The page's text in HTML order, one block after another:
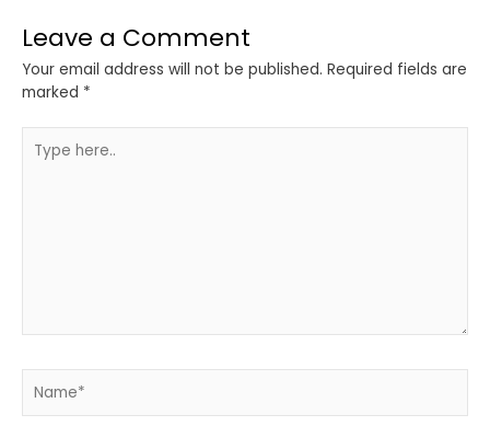
Leave a Comment
Your email address will not be published. Required fields are
marked *
here..